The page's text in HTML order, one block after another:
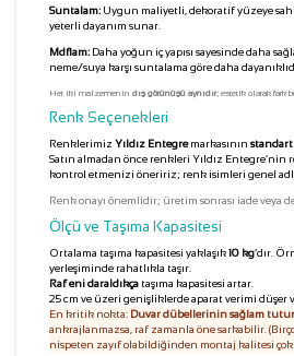
Suntalam: Uygun maliyetli, dekoratif yüzeye
yeterli dayanım sunar.
Mdflam: Daha yoğun iç yapısı sayesinde daha
neme/suya karşı suntalama göre daha
Her iki malzemenin dış görünüşü aynıdır; estetik olarak fark
Renk Seçenekleri
Renklerimiz Yıldız Entegremarkasının
Satın almadan önce renkleri Yıldız
kontrol etmenizi öneririz; renk isimleri genel
Renk onayı önemlidir; üretim sonrası iade veya
Ölçü ve Taşıma Kapasitesi
Ortalama taşıma kapasitesi yaklaşık10 kg’dır.
yerleşiminde rahatlıkla taşır.
Raf eni daraldıkça taşıma kapasitesi artar.
25 cm ve üzeri genişliklerde aparat verimi düşer
En kritik nokta: Duvar dübellerinin sağlam
ankrajlanmazsa, raf zamanla öne sarkabilir.
nispeten zayıf olabildiğinden montaj kalitesi